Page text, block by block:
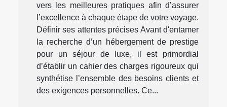
vers les meilleures pratiques afin d’assurer
l’excellence à chaque étape de votre voyage.
Définir ses attentes précises Avant d'entamer
la recherche d’un hébergement de prestige
pour un séjour de luxe, il est primordial
d’établir un cahier des charges rigoureux qui
synthétise l’ensemble des besoins clients et
des exigences personnelles. Ce...